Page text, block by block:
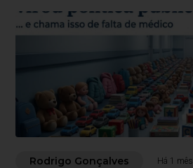
Rodrigo Gonçalves Há 1 mês